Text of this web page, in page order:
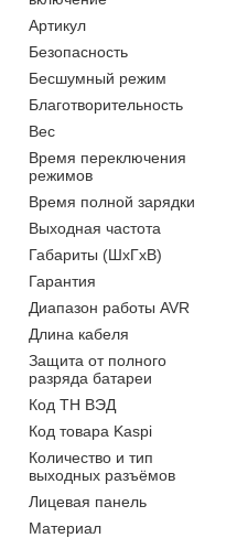
Артикул
Безопасность
Бесшумный режим
Благотворительность
Вес
Время переключения
режимов
Время полной зарядки
Выходная частота
Габариты (ШхГхВ)
Гарантия
Диапазон работы AVR
Длина кабеля
Защита от полного
разряда батареи
Код ТН ВЭД
Код товара Kaspi
Количество и тип
выходных разъёмов
Лицевая панель
Материал